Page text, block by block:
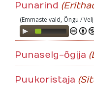
Punarind
(Emmaste vald, Õngu /
Audio
Player
Punaselg-õgija
Puukoristaja